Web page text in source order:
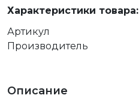
Характеристики товара:
Артикул
Производитель
Описание